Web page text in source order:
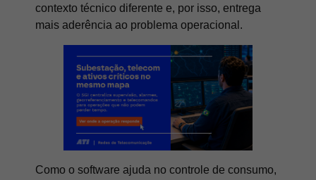
contexto técnico diferente e, por isso, entrega
mais aderência ao problema operacional.
Como o software ajuda no controle de consumo,